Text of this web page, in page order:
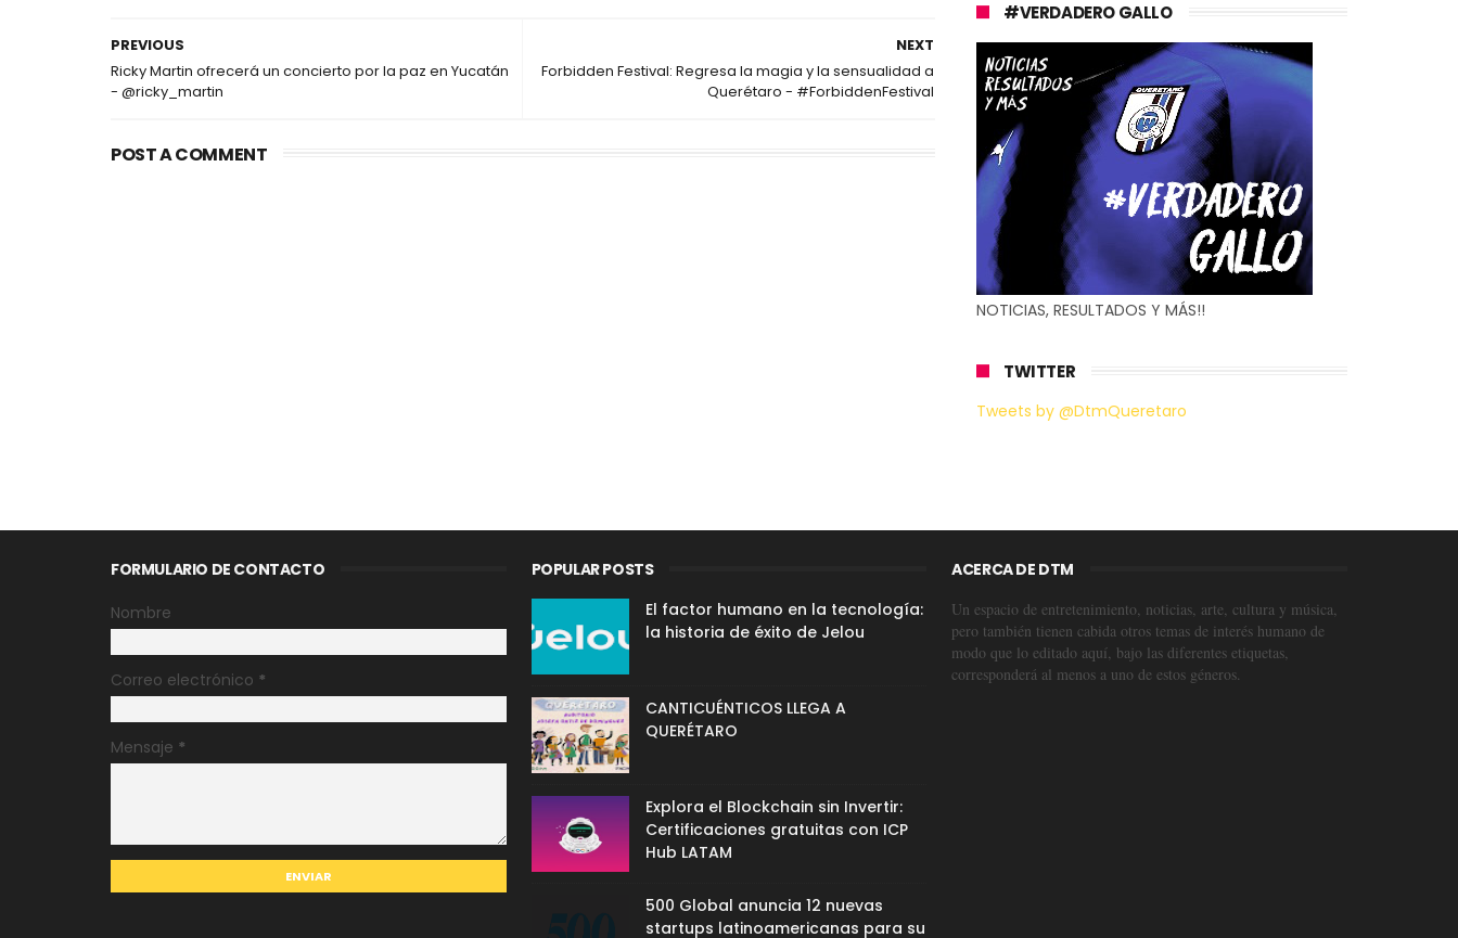
NEXT
Forbidden Festival: Regresa la magia y la sensualidad a
Querétaro - #ForbiddenFestival
PREVIOUS
Ricky Martin ofrecerá un concierto por la paz en Yucatán
- @ricky_martin
POST A COMMENT
#VERDADERO GALLO
NOTICIAS, RESULTADOS Y MÁS!!
TWITTER
Tweets by @DtmQueretaro
FORMULARIO DE CONTACTO
Nombre
Correo electrónico *
Mensaje *
POPULAR POSTS
El factor humano en la tecnología:
la historia de éxito de Jelou
CANTICUÉNTICOS LLEGA A
QUERÉTARO
Explora el Blockchain sin Invertir:
Certificaciones gratuitas con ICP
Hub LATAM
500 Global anuncia 12 nuevas
startups latinoamericanas para su
ACERCA DE DTM
Un espacio de entretenimiento, noticias, arte, cultura y música,
pero también tienen cabida otros temas de interés humano de
modo que lo editado aquí, bajo las diferentes etiquetas,
corresponderá al menos a uno de estos géneros.